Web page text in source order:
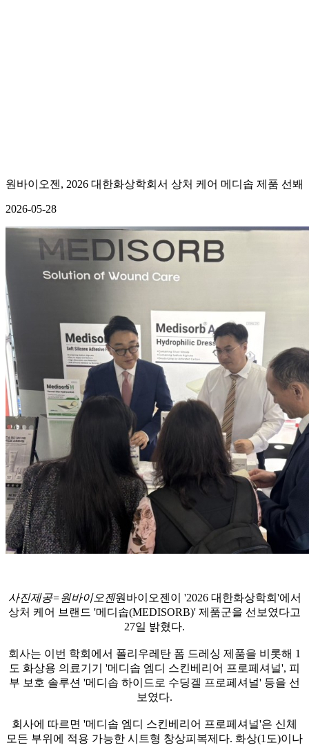
FAQ
원바이오젠, 2026 대한화상학회서 상처 케어 메디솝 제품 선봬
2026-05-28
사진제공=원바이오젠원바이오젠이 '2026 대한화상학회'에서
상처 케어 브랜드 '메디솝(MEDISORB)' 제품군을 선보였다고
27일 밝혔다.
회사는 이번 학회에서 폴리우레탄 폼 드레싱 제품을 비롯해 1
도 화상용 의료기기 '메디솝 엠디 스킨베리어 프로페셔널', 피
부 보호 솔루션 '메디솝 하이드로 수딩겔 프로페셔널' 등을 선
보였다.
회사에 따르면 '메디솝 엠디 스킨베리어 프로페셔널'은 신체
모든 부위에 적용 가능한 시트형 창상피복제다. 화상(1도)이나